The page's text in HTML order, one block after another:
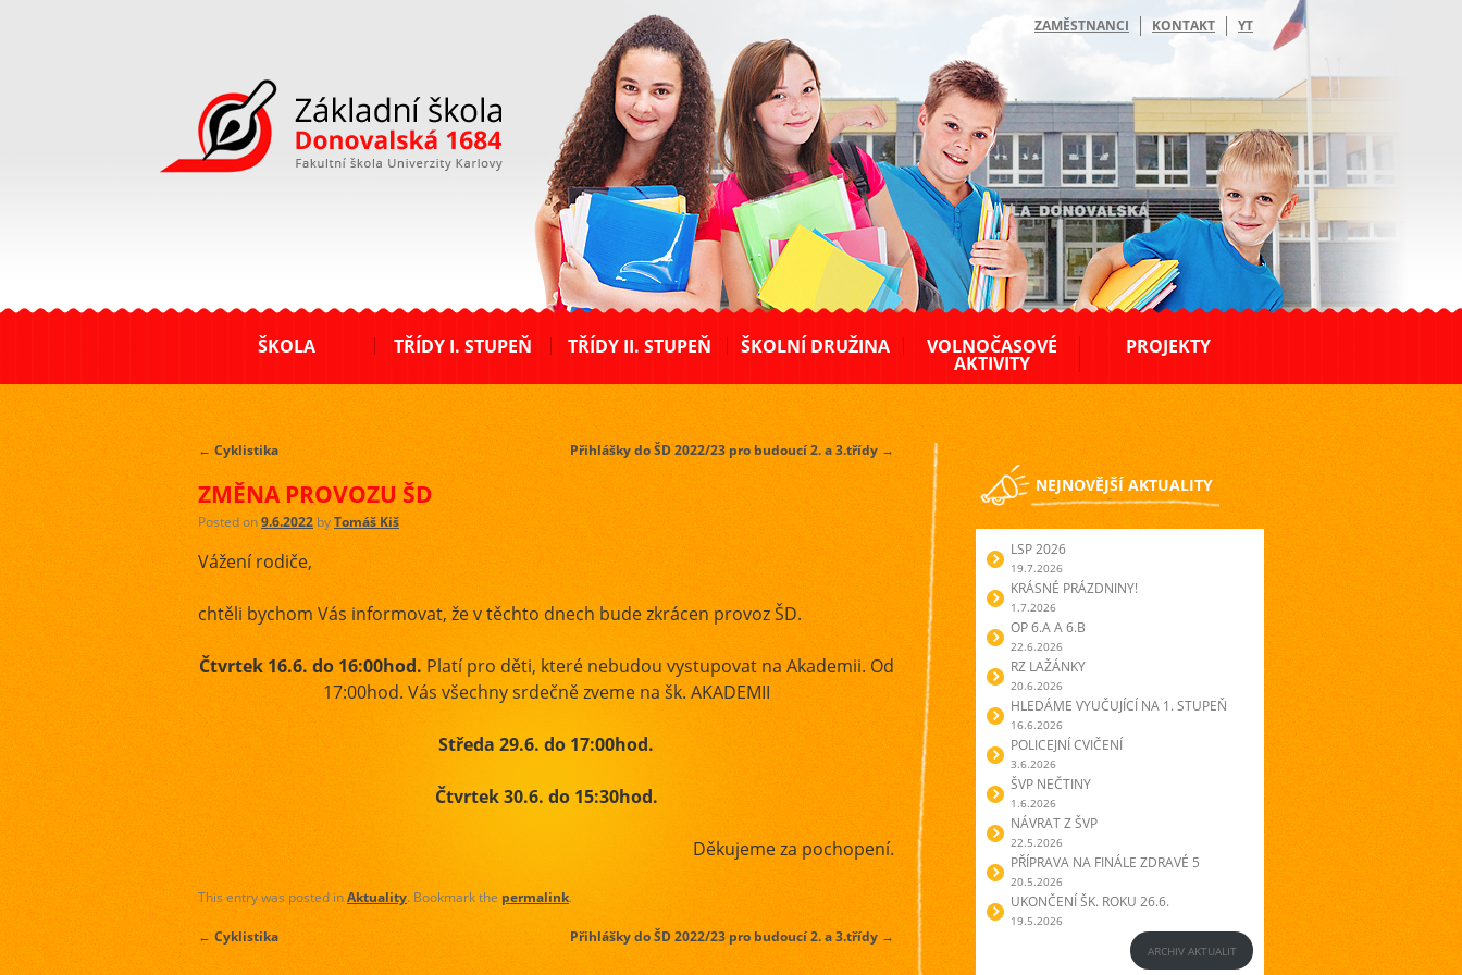
ZŠ Donovalská
YT
KONTAKT
ZAMĚSTNANCI
ŠKOLA TŘÍDY I. STUPEŇ TŘÍDY II. STUPEŇ ŠKOLNÍ DRUŽINA VOLNOČASOVÉ
AKTIVITY
PROJEKTY
← Cyklistika Přihlášky do ŠD 2022/23 pro budoucí 2. a 3.třídy →
ZMĚNA PROVOZU ŠD
Posted on9.6.2022byTomáš Kiš
Vážení rodiče,
chtěli bychom Vás informovat, že v těchto dnech bude zkrácen provoz ŠD.
Čtvrtek 16.6. do 16:00hod. Platí pro děti, které nebudou vystupovat na Akademii. Od
17:00hod. Vás všechny srdečně zveme na šk. AKADEMII
Středa 29.6. do 17:00hod.
Čtvrtek 30.6. do 15:30hod.
Děkujeme za pochopení.
This entry was posted inAktuality. Bookmark the permalink.
← Cyklistika Přihlášky do ŠD 2022/23 pro budoucí 2. a 3.třídy →
NEJNOVĚJŠÍ AKTUALITY
LSP 2026
19.7.2026
KRÁSNÉ PRÁZDNINY!
1.7.2026
OP 6.A A 6.B
22.6.2026
RZ LAŽÁNKY
20.6.2026
HLEDÁME VYUČUJÍCÍ NA 1. STUPEŇ
16.6.2026
POLICEJNÍ CVIČENÍ
3.6.2026
ŠVP NEČTINY
1.6.2026
NÁVRAT Z ŠVP
22.5.2026
PŘÍPRAVA NA FINÁLE ZDRAVÉ 5
20.5.2026
UKONČENÍ ŠK. ROKU 26.6.
19.5.2026
ARCHIV AKTUALIT